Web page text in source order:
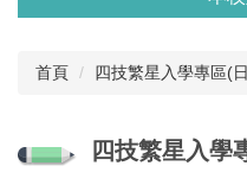
首頁 四技繁星入學專區(
四技繁星入學